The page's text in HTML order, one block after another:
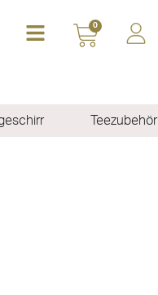
0
Teezubehör